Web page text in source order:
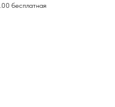
бесплатная